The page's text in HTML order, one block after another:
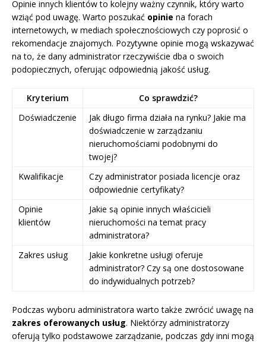
Opinie innych klientów to kolejny ważny czynnik, który warto
wziąć pod uwagę. Warto poszukać opinie na forach
internetowych, w mediach społecznościowych czy poprosić o
rekomendacje znajomych. Pozytywne opinie mogą wskazywać
na to, że dany administrator rzeczywiście dba o swoich
podopiecznych, oferując odpowiednią jakość usług.
Kryterium
Co sprawdzić?
Doświadczenie
Jak długo firma działa na rynku? Jakie ma
doświadczenie w zarządzaniu
nieruchomościami podobnymi do
twojej?
Kwalifikacje
Czy administrator posiada licencje oraz
odpowiednie certyfikaty?
Opinie
klientów
Jakie są opinie innych właścicieli
nieruchomości na temat pracy
administratora?
Zakres usług
Jakie konkretne usługi oferuje
administrator? Czy są one dostosowane
do indywidualnych potrzeb?
Podczas wyboru administratora warto także zwrócić uwagę na
zakres oferowanych usług. Niektórzy administratorzy
oferują tylko podstawowe zarządzanie, podczas gdy inni mogą